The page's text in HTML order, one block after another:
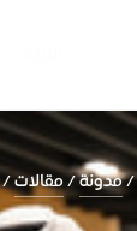
مدونة مقالات